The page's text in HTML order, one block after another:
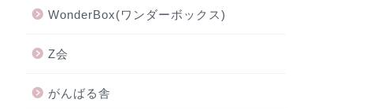
WonderBox(ワンダーボックス)
Z会
がんばる舎